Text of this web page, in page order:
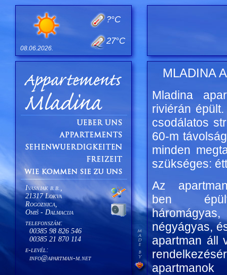
?°C
27°C
08.06.2026.
Ivasnjak b.b.,
21317 Lokva
Rogoznica,
Omiš - Dalmacija
telefonszám:
00385 98 826 546
00385 21 870 114
e-levél:
info@apartman-m.net